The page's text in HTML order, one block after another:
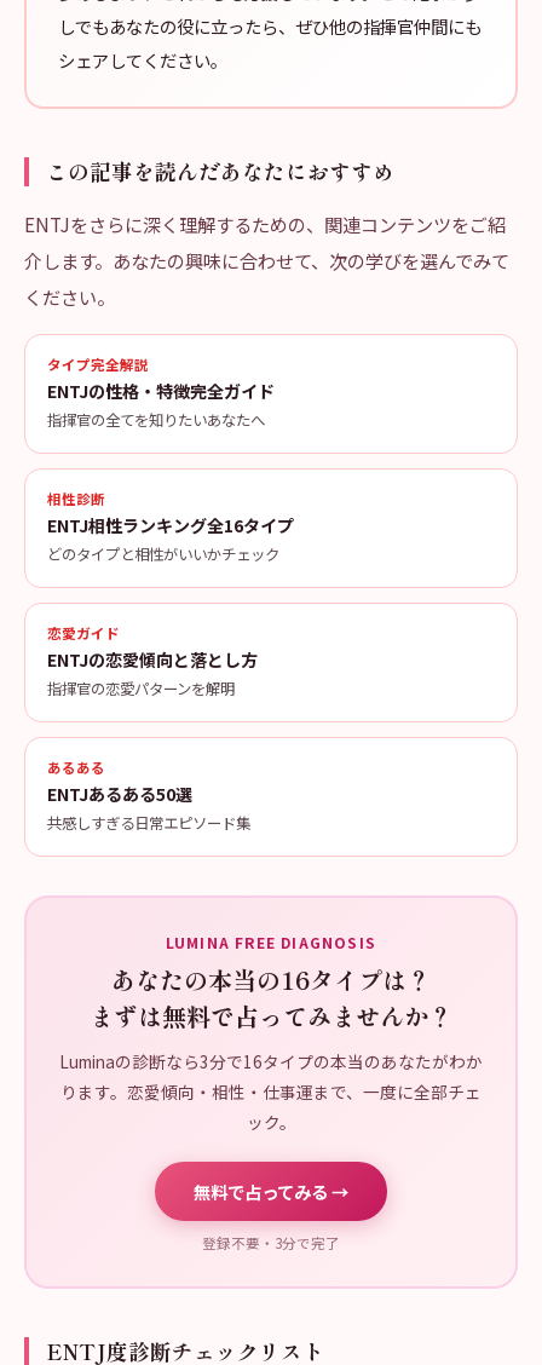
しでもあなたの役に立ったら、ぜひ他の指揮官仲間にも
シェアしてください。
この記事を読んだあなたにおすすめ
ENTJをさらに深く理解するための、関連コンテンツをご紹
介します。あなたの興味に合わせて、次の学びを選んでみて
ください。
タイプ完全解説
ENTJの性格・特徴完全ガイド
指揮官の全てを知りたいあなたへ
相性診断
ENTJ相性ランキング全16タイプ
どのタイプと相性がいいかチェック
恋愛ガイド
ENTJの恋愛傾向と落とし方
指揮官の恋愛パターンを解明
あるある
ENTJあるある50選
共感しすぎる日常エピソード集
LUMINA FREE DIAGNOSIS
あなたの本当の16タイプは？
まずは無料で占ってみませんか？
Luminaの診断なら3分で16タイプの本当のあなたがわか
ります。恋愛傾向・相性・仕事運まで、一度に全部チェ
ック。
無料で占ってみる →
登録不要・3分で完了
ENTJ度診断チェックリスト